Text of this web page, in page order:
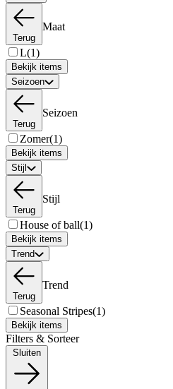
Terug
Maat
L(1)
Bekijk items
Seizoen
Terug
Seizoen
Zomer(1)
Bekijk items
Stijl
Terug
Stijl
House of ball(1)
Bekijk items
Trend
Terug
Trend
Seasonal Stripes(1)
Bekijk items
Filters & Sorteer